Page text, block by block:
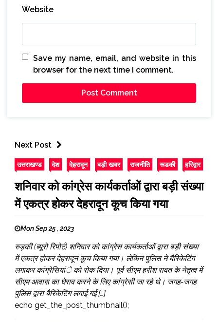
Website
Save my name, email, and website in this
browser for the next time I comment.
Next Post
उत्तराखण्ड देश देहरादून बड़ी खबर राजनीति रूडकी हरिद्वार
शनिवार को कांग्रेस कार्यकर्ताओं द्वारा बड़ी संख्या
में एकत्र होकर देहरादून कूच किया गया
Mon Sep 25 , 2023
रुड़की (ब्यूरो रिपोर्ट) शनिवार को कांग्रेस कार्यकर्ताओं द्वारा बड़ी संख्या
में एकत्र होकर देहरादून कूच किया गया। लेकिन पुलिस ने बैरिकेटिंग
लगाकर कांग्रेसियांे को रोक दिया। पूर्व सीएम हरीश रावत के नेतृत्व में
सीएम आवास का घेराव करने के लिए कांग्रेसी जा रहे थे। जगह-जगह
पुलिस द्वारा बैरिकेटिंग लगाई गई […]
echo get_the_post_thumbnail();